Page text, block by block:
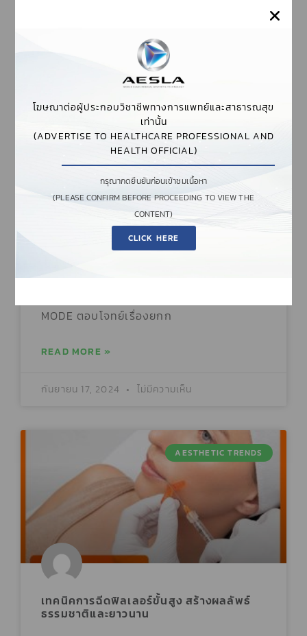
POTENZA นวัตกรรม MICRONEEDLING 4
MODE ตอบโจทย์เรื่องยกกระชับผิวหน้าและ
MODE ตอบโจทย์เรื่องยกก
READ MORE »
กันยายน 17, 2024 ไม่มีความเห็น
AESTHETIC TRENDS
เทคนิคการฉีดฟิลเลอร์ขั้นสูง สร้างผลลัพธ์
ธรรมชาติและยาวนาน
โฆษณาต่อผู้ประกอบวิชาชีพทางการแพทย์และสาธารณสุข
เท่านั้น
(ADVERTISE TO HEALTHCARE PROFESSIONAL AND
HEALTH OFFICIAL)
กรุณากดยืนยันก่อนเข้าชมเนื้อหา
(PLEASE CONFIRM BEFORE PROCEEDING TO VIEW THE
CONTENT)
CLICK HERE